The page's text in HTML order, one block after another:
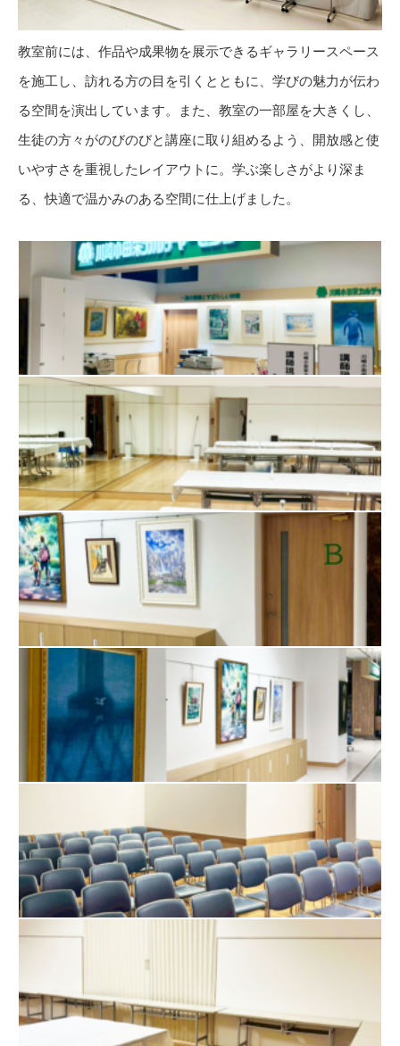
教室前には、作品や成果物を展示できるギャラリースペース
を施工し、訪れる方の目を引くとともに、学びの魅力が伝わ
る空間を演出しています。また、教室の一部屋を大きくし、
生徒の方々がのびのびと講座に取り組めるよう、開放感と使
いやすさを重視したレイアウトに。学ぶ楽しさがより深ま
る、快適で温かみのある空間に仕上げました。